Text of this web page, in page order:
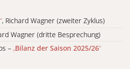
“, Richard Wagner (zweiter Zyklus)
Wagner (dritte Besprechung)
– „Bilanz der Saison 2025/26“